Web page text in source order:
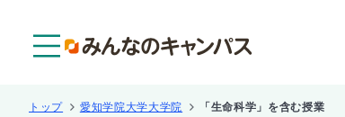
トップ 愛知学院大学大学院 「生命科学」を含む授業